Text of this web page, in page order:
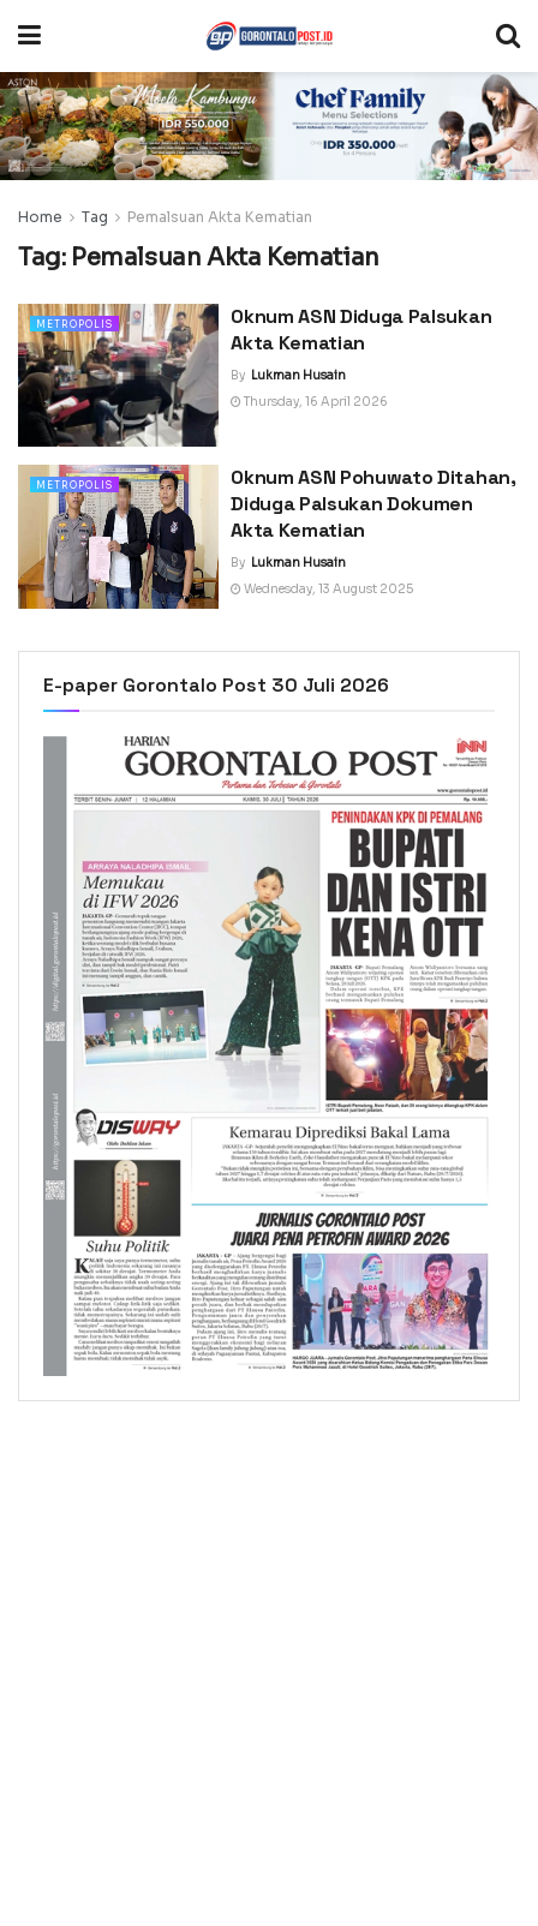
Home Tag Pemalsuan Akta Kematian
Tag: Pemalsuan Akta Kematian
METROPOLIS
Oknum ASN Diduga Palsukan
Akta Kematian
By Lukman Husain
Thursday, 16 April 2026
METROPOLIS
Oknum ASN Pohuwato Ditahan,
Diduga Palsukan Dokumen
Akta Kematian
By Lukman Husain
Wednesday, 13 August 2025
E-paper Gorontalo Post 30 Juli 2026